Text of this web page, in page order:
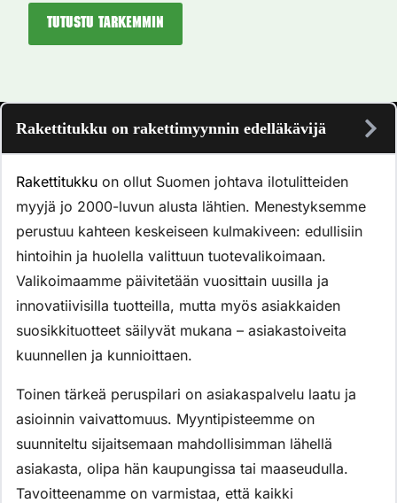
Tutustu tarkemmin
Rakettitukku on rakettimyynnin edelläkävijä
Rakettitukku on ollut Suomen johtava ilotulitteiden
myyjä jo 2000-luvun alusta lähtien. Menestyksemme
perustuu kahteen keskeiseen kulmakiveen: edullisiin
hintoihin ja huolella valittuun tuotevalikoimaan.
Valikoimaamme päivitetään vuosittain uusilla ja
innovatiivisilla tuotteilla, mutta myös asiakkaiden
suosikkituotteet säilyvät mukana – asiakastoiveita
kuunnellen ja kunnioittaen.
Toinen tärkeä peruspilari on asiakaspalvelu laatu ja
asioinnin vaivattomuus. Myyntipisteemme on
suunniteltu sijaitsemaan mahdollisimman lähellä
asiakasta, olipa hän kaupungissa tai maaseudulla.
Tavoitteenamme on varmistaa, että kaikki